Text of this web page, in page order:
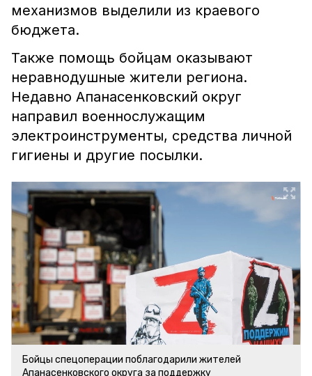
механизмов выделили из краевого
бюджета.
Также помощь бойцам оказывают
неравнодушные жители региона.
Недавно Апанасенковский округ
направил военнослужащим
электроинструменты, средства личной
гигиены и другие посылки.
Бойцы спецоперации поблагодарили жителей
Апанасенковского округа за поддержку